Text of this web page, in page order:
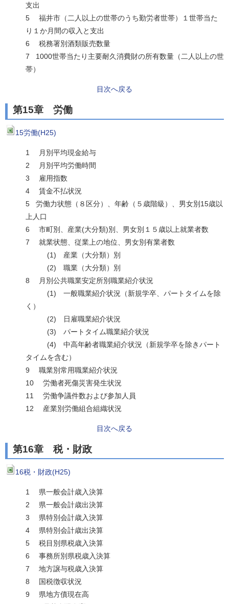
支出
5 福井市（二人以上の世帯のうち勤労者世帯）１世帯当た
り１か月間の収入と支出
6 税務署別酒類販売数量
7 1000世帯当たり主要耐久消費財の所有数量（二人以上の世
帯）
目次へ戻る
第15章 労働
15労働(H25)
1 月別平均現金給与
2 月別平均労働時間
3 雇用指数
4 賃金不払状況
5 労働力状態（８区分）、年齢（５歳階級）、男女別15歳以
上人口
6 市町別、産業(大分類)別、男女別１５歳以上就業者数
7 就業状態、従業上の地位、男女別有業者数
(1) 産業（大分類）別
(2) 職業（大分類）別
8 月別公共職業安定所別職業紹介状況
(1) 一般職業紹介状況（新規学卒、パートタイムを除
く）
(2) 日雇職業紹介状況
(3) パートタイム職業紹介状況
(4) 中高年齢者職業紹介状況（新規学卒を除きパート
タイムを含む）
9 職業別常用職業紹介状況
10 労働者死傷災害発生状況
11 労働争議件数および参加人員
12 産業別労働組合組織状況
目次へ戻る
第16章 税・財政
16税・財政(H25)
1 県一般会計歳入決算
2 県一般会計歳出決算
3 県特別会計歳入決算
4 県特別会計歳出決算
5 税目別県税歳入決算
6 事務所別県税歳入決算
7 地方譲与税歳入決算
8 国税徴収状況
9 県地方債現在高